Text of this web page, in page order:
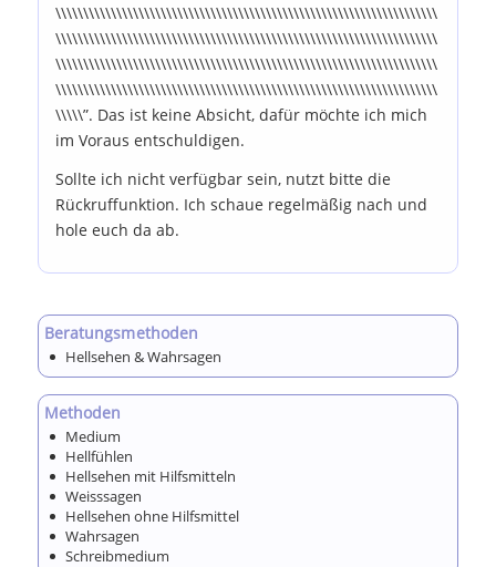
\\\\\\\\\\\\\\\\\\\\\\\\\\\\\\\\\\\\\\\\\\\\\\\\\\\\\\\\\\\\\\\\\\\\\
\\\\\\\\\\\\\\\\\\\\\\\\\\\\\\\\\\\\\\\\\\\\\\\\\\\\\\\\\\\\\\\\\\\\\
\\\\\\\\\\\\\\\\\\\\\\\\\\\\\\\\\\\\\\\\\\\\\\\\\\\\\\\\\\\\\\\\\\\\\
\\\\\\\\\\\\\\\\\\\\\\\\\\\\\\\\\\\\\\\\\\\\\\\\\\\\\\\\\\\\\\\\\\\\\
\\\\\”. Das ist keine Absicht, dafür möchte ich mich
im Voraus entschuldigen.
Sollte ich nicht verfügbar sein, nutzt bitte die
Rückruffunktion. Ich schaue regelmäßig nach und
hole euch da ab.
Beratungsmethoden
Hellsehen & Wahrsagen
Methoden
Medium
Hellfühlen
Hellsehen mit Hilfsmitteln
Weisssagen
Hellsehen ohne Hilfsmittel
Wahrsagen
Schreibmedium